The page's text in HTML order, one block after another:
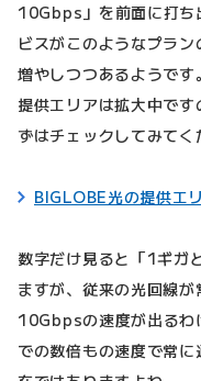
10Gbps」を前面に打ち
ビスがこのようなプラ
増やしつつあるようです
提供エリアは拡大中で
ずはチェックしてみてく
BIGLOBE光の提供エ
数字だけ見ると「1ギガ
ますが、従来の光回線
10Gbpsの速度が出るわ
での数倍もの速度で常